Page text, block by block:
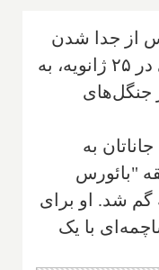
۳۰ ساله، پس از جدا شدن
از گروه شکارچیان در بولیوی در ۲۵ ژانویه، به
۳۱ روز در جنگل‌های
به
"بائورس
گم شد. او برای
با یک